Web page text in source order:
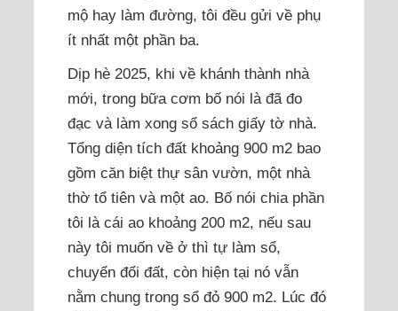
mộ hay làm đường, tôi đều gửi về phụ
ít nhất một phần ba.
Dịp hè 2025, khi về khánh thành nhà
mới, trong bữa cơm bố nói là đã đo
đạc và làm xong sổ sách giấy tờ nhà.
Tổng diện tích đất khoảng 900 m2 bao
gồm căn biệt thự sân vườn, một nhà
thờ tổ tiên và một ao. Bố nói chia phần
tôi là cái ao khoảng 200 m2, nếu sau
này tôi muốn về ở thì tự làm sổ,
chuyển đổi đất, còn hiện tại nó vẫn
nằm chung trong sổ đỏ 900 m2. Lúc đó